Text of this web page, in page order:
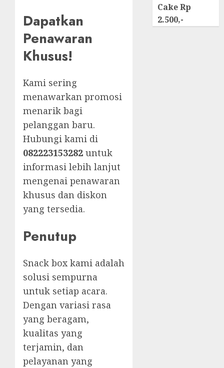
Dapatkan
Penawaran
Khusus!
Kami sering
menawarkan promosi
menarik bagi
pelanggan baru.
Hubungi kami di
082223153282 untuk
informasi lebih lanjut
mengenai penawaran
khusus dan diskon
yang tersedia.
Penutup
Snack box kami adalah
solusi sempurna
untuk setiap acara.
Dengan variasi rasa
yang beragam,
kualitas yang
terjamin, dan
pelayanan yang
Cake Rp
2.500,-